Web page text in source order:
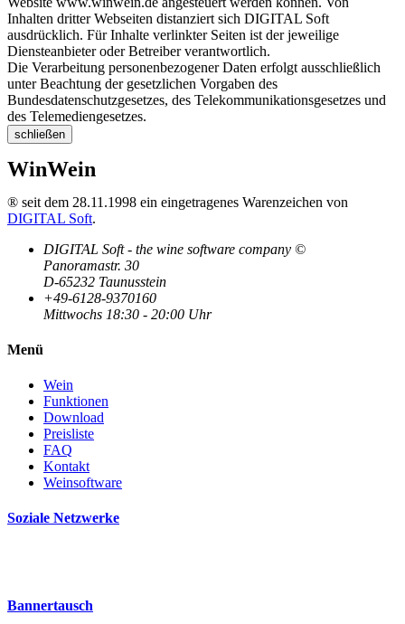
Inhalten dritter Webseiten distanziert sich DIGITAL Soft
ausdrücklich. Für Inhalte verlinkter Seiten ist der jeweilige
Diensteanbieter oder Betreiber verantwortlich.
Die Verarbeitung personenbezogener Daten erfolgt ausschließlich
unter Beachtung der gesetzlichen Vorgaben des
Bundesdatenschutzgesetzes, des Telekommunikationsgesetzes und
des Telemediengesetzes.
schließen
WinWein
® seit dem 28.11.1998 ein eingetragenes Warenzeichen von
DIGITAL Soft.
DIGITAL Soft - the wine software company ©
Panoramastr. 30
D-65232 Taunusstein
+49-6128-9370160
Mittwochs 18:30 - 20:00 Uhr
Menü
Wein
Funktionen
Download
Preisliste
FAQ
Kontakt
Weinsoftware
Soziale Netzwerke
Bannertausch